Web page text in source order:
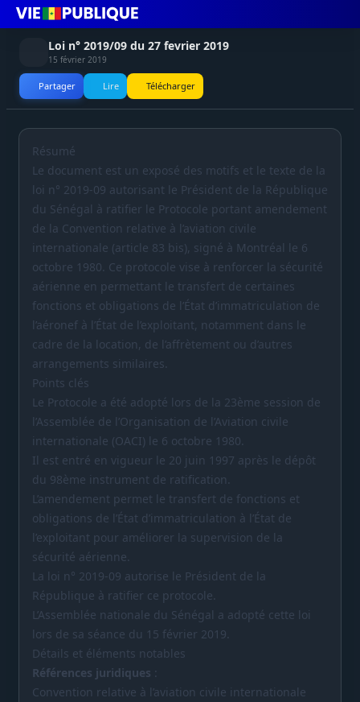
Loi n° 2019/09 du 27 fevrier 2019
15 février 2019
Partager Lire Télécharger
Résumé
Le document est un exposé des motifs et le texte de la
loi n° 2019-09 autorisant le Président de la République
du Sénégal à ratifier le Protocole portant amendement
de la Convention relative à l’aviation civile
internationale (article 83 bis), signé à Montréal le 6
octobre 1980. Ce protocole vise à renforcer la sécurité
aérienne en permettant le transfert de certaines
fonctions et obligations de l’État d’immatriculation de
l’aéronef à l’État de l’exploitant, notamment dans le
cadre de la location, de l’affrètement ou d’autres
arrangements similaires.
Points clés
Le Protocole a été adopté lors de la 23ème session de
l’Assemblée de l’Organisation de l’Aviation civile
internationale (OACI) le 6 octobre 1980.
Il est entré en vigueur le 20 juin 1997 après le dépôt
du 98ème instrument de ratification.
L’amendement permet le transfert de fonctions et
obligations de l’État d’immatriculation à l’État de
l’exploitant pour améliorer la supervision de la
sécurité aérienne.
La loi n° 2019-09 autorise le Président de la
République à ratifier ce protocole.
L’Assemblée nationale du Sénégal a adopté cette loi
lors de sa séance du 15 février 2019.
Détails et éléments notables
Références juridiques :
Convention relative à l’aviation civile internationale